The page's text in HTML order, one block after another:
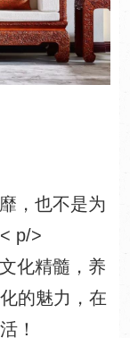
，也不是为
p/>
化精髓，养
的魅力，在
！